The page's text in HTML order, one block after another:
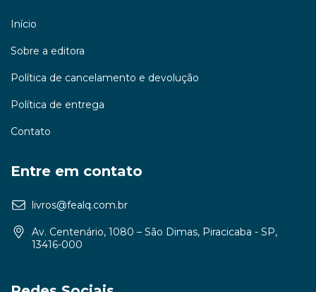
Início
Sobre a editora
Política de cancelamento e devolução
Política de entrega
Contato
Entre em contato
livros@fealq.com.br
Av. Centenário, 1080 – São Dimas, Piracicaba - SP,
13416-000